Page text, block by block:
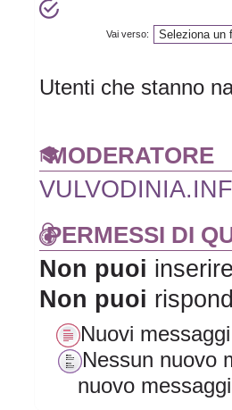
Vai verso:
Utenti che stanno
MODERATORE
PERMESSI DI
Non puoi
Non puoi
Nuovi messaggi
Nessun nuovo
nuovo